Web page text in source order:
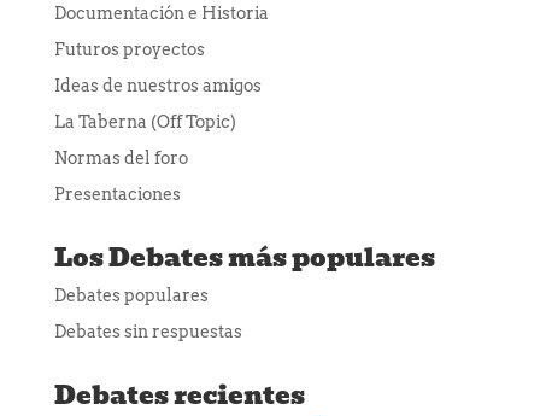
Documentación e Historia
Futuros proyectos
Ideas de nuestros amigos
La Taberna (Off Topic)
Normas del foro
Presentaciones
Los Debates más populares
Debates populares
Debates sin respuestas
Debates recientes